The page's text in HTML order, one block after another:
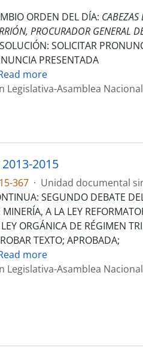
ORDEN DEL DÍA:
PROCURADOR GENERAL
SOLICITAR
PRESENTADA
more
Legislativa-Asamblea Nacional
2015
367 · Unidad documental
SEGUNDO DEBATE
MINERÍA, A LA LEY
ORGÁNICA DE RÉGIMEN
TEXTO; APROBADA;
more
Legislativa-Asamblea Nacional